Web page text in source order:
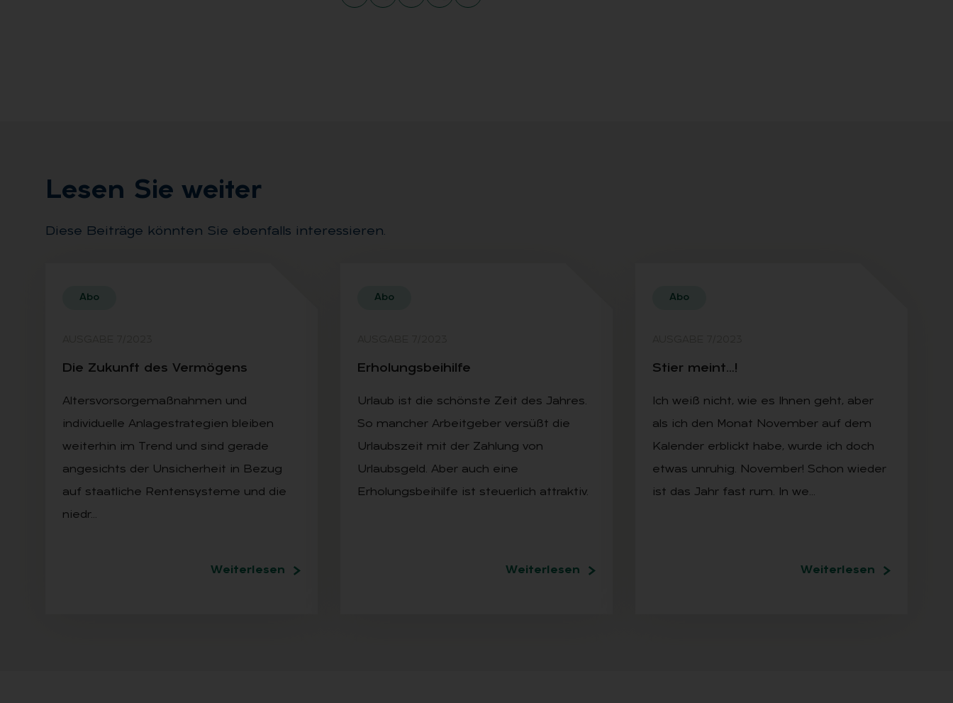
Le­sen Sie wei­ter
Diese Beiträge könnten Sie ebenfalls interessieren.
Abo
Die Zu­kunft des Ver­mö­gens
Altersvorsorgemaßnahmen und
individuelle Anlagestrategien bleiben
weiterhin im Trend und sind gerade
angesichts der Unsicherheit in Bezug
auf staatliche Rentensysteme und die
niedr…
Weiterlesen
Abo
Er­ho­lungs­bei­hil­fe
Urlaub ist die schönste Zeit des Jahres.
So mancher Arbeitgeber versüßt die
Urlaubszeit mit der Zahlung von
Urlaubsgeld. Aber auch eine
Erholungsbeihilfe ist steuerlich attraktiv.
Weiterlesen
Abo
Stier meint…!
Ich weiß nicht, wie es Ihnen geht, aber
als ich den Monat November auf dem
Kalender erblickt habe, wurde ich doch
etwas unruhig. November! Schon wieder
ist das Jahr fast rum. In we…
Weiterlesen